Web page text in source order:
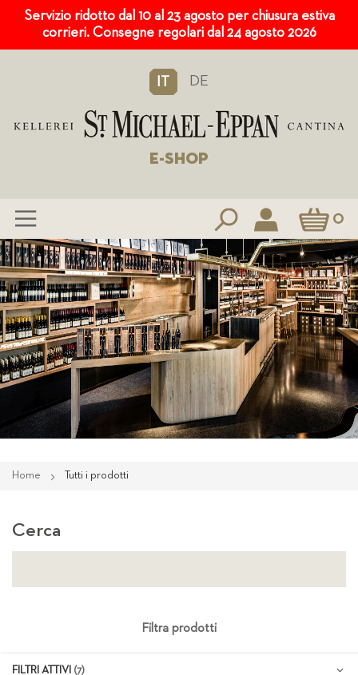
Servizio ridotto dal 10 al 23 agosto per chiusura estiva
corrieri. Consegne regolari dal 24 agosto 2026
IT DE
E-SHOP
Carrello0
Salta
al
contenuto
Home Tutti i prodotti
Cerca
Filtra prodotti
FILTRI ATTIVI